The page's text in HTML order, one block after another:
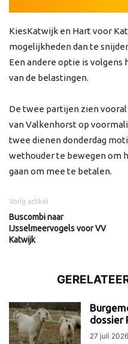
KiesKatwijk en Hart voor
mogelijkheden dan te
Een andere optie is
van de belastingen.
De twee partijen zien
van Valkenhorst op
twee dienen donderdag
wethouder te bewegen om
gaan om mee te betalen.
Vorig artikel
Buscombi naar
IJsselmeervogels voor VV
Katwijk
dossier
27 juli 2026